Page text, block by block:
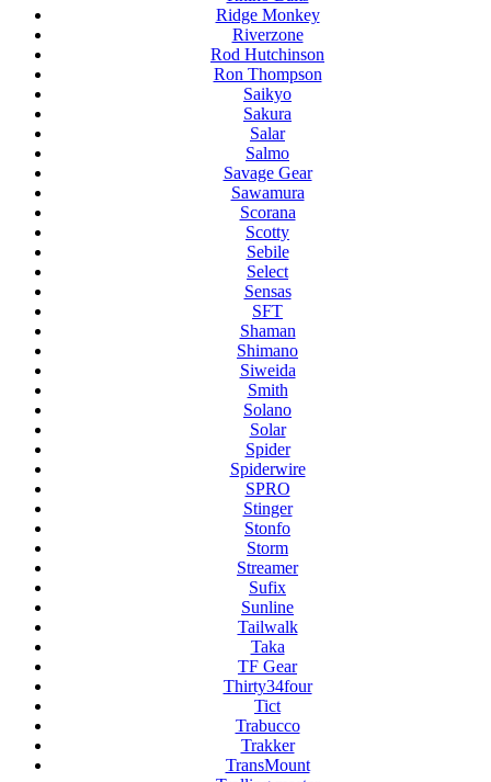
Ridge Monkey
Riverzone
Rod Hutchinson
Ron Thompson
Saikyo
Sakura
Salar
Salmo
Savage Gear
Sawamura
Scorana
Scotty
Sebile
Select
Sensas
SFT
Shaman
Shimano
Siweida
Smith
Solano
Solar
Spider
Spiderwire
SPRO
Stinger
Stonfo
Storm
Streamer
Sufix
Sunline
Tailwalk
Taka
TF Gear
Thirty34four
Tict
Trabucco
Trakker
TransMount